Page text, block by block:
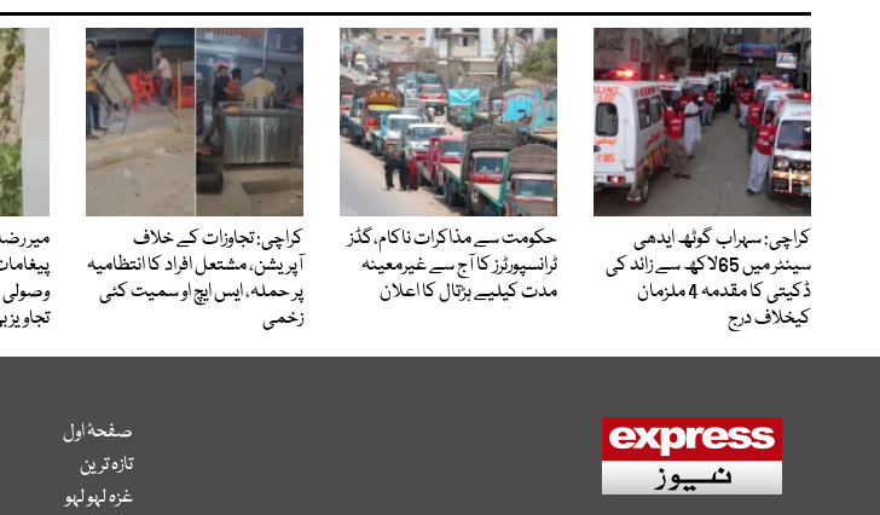
کراچی: سہراب گوٹھ ایدھی
سینٹر میں 65لاکھ سے زائد کی
ڈکیتی کا مقدمہ 4 ملزمان
کیخلاف درج
حکومت سے مذاکرات ناکام،گڈز
ٹرانسپورٹرز کا آج سے غیرمعینہ
مدت کیلیے ہڑتال کا اعلان
کراچی: تجاوزات کے خلاف
آپریشن، مشتعل افراد کا انتظامیہ
پر حملہ، ایس ایچ او سمیت کئی
زخمی
میر
صفحۂ اول
تازہ ترین
غزہ لہو لہو